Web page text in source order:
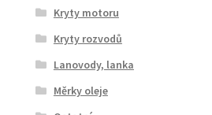
Kryty motoru
Kryty rozvodů
Lanovody, lanka
Měrky oleje